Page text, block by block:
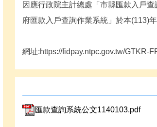
因應行政院主計總處「市縣匯款入戶
府匯款入戶查詢作業系統」於本(113)
網址:https://fidpay.ntpc.gov.tw/GTKR-
匯款查詢系統公文1140103.pdf